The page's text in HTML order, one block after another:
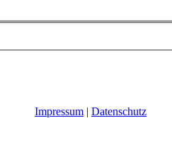
Impressum | Datenschutz